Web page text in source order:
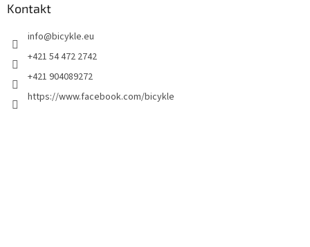
Kontakt
info@bicykle.eu
+421 54 472 2742
+421 904089272
https://www.facebook.com/bicykle